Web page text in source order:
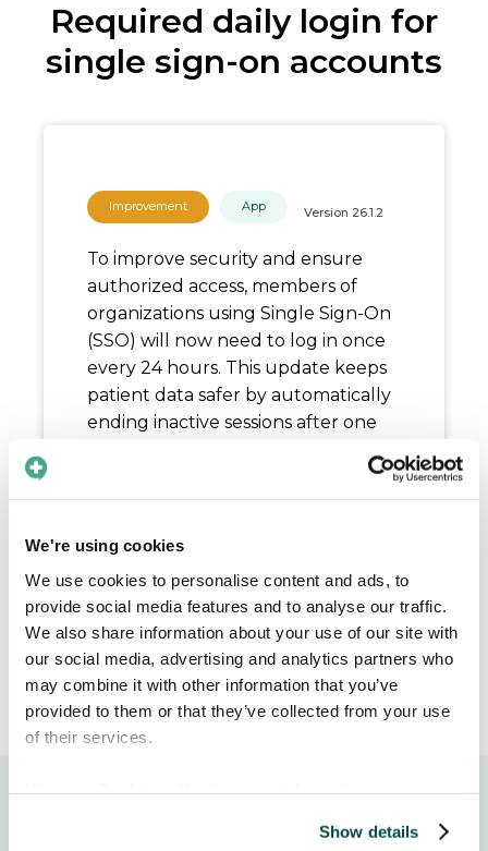
We're using cookies
We use cookies to personalise content and ads, to
provide social media features and to analyse our traffic.
We also share information about your use of our site with
our social media, advertising and analytics partners who
may combine it with other information that you’ve
provided to them or that they’ve collected from your use
of their services.
Show details
Required daily login for
single sign-on accounts
Improvement App Version 26.1.2
To improve security and ensure
authorized access, members of
organizations using Single Sign-On
(SSO) will now need to log in once
every 24 hours. This update keeps
patient data safer by automatically
ending inactive sessions after one
authentication at the start of your
shift.
Release date: